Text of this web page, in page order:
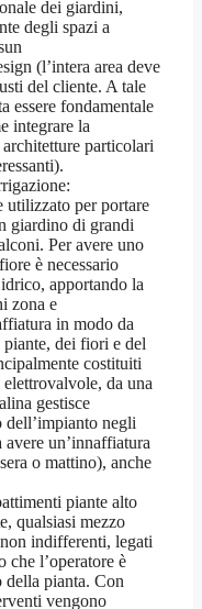
dei giardini,
degli spazi a
(l’intera area deve
del cliente. A tale
essere fondamentale
integrare la
particolari
utilizzato per portare
giardino di grandi
Per avere uno
è necessario
apportando la
zona e
in modo da
dei fiori e del
costituiti
da una
gestisce
dell’impianto negli
un’innaffiatura
o mattino), anche
piante alto
qualsiasi mezzo
indifferenti, legati
che l’operatore è
della pianta. Con
vengono